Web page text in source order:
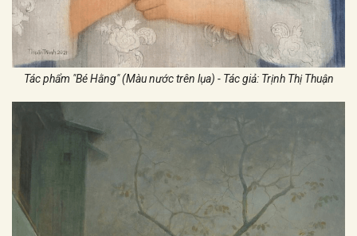
Tác phẩm "Bé Hằng" (Màu nước trên lụa) - Tác giả: Trịnh Thị Thuận